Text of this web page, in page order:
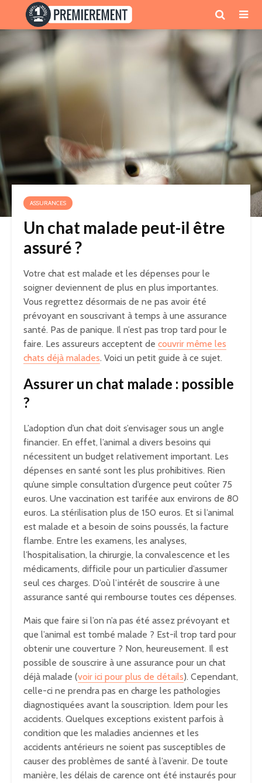
ASSURANCES
Un chat malade peut-il être
assuré ?
Votre chat est malade et les dépenses pour le
soigner deviennent de plus en plus importantes.
Vous regrettez désormais de ne pas avoir été
prévoyant en souscrivant à temps à une assurance
santé. Pas de panique. Il n’est pas trop tard pour le
faire. Les assureurs acceptent de couvrir même les
chats déjà malades. Voici un petit guide à ce sujet.
Assurer un chat malade : possible
?
L’adoption d’un chat doit s’envisager sous un angle
financier. En effet, l’animal a divers besoins qui
nécessitent un budget relativement important. Les
dépenses en santé sont les plus prohibitives. Rien
qu’une simple consultation d’urgence peut coûter 75
euros. Une vaccination est tarifée aux environs de 80
euros. La stérilisation plus de 150 euros. Et si l’animal
est malade et a besoin de soins poussés, la facture
flambe. Entre les examens, les analyses,
l’hospitalisation, la chirurgie, la convalescence et les
médicaments, difficile pour un particulier d’assumer
seul ces charges. D’où l’intérêt de souscrire à une
assurance santé qui rembourse toutes ces dépenses.
Mais que faire si l’on n’a pas été assez prévoyant et
que l’animal est tombé malade ? Est-il trop tard pour
obtenir une couverture ? Non, heureusement. Il est
possible de souscrire à une assurance pour un chat
déjà malade (voir ici pour plus de détails). Cependant,
celle-ci ne prendra pas en charge les pathologies
diagnostiquées avant la souscription. Idem pour les
accidents. Quelques exceptions existent parfois à
condition que les maladies anciennes et les
accidents antérieurs ne soient pas susceptibles de
causer des problèmes de santé à l’avenir. De toute
manière, les délais de carence ont été instaurés pour